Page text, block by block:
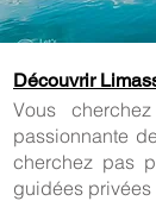
Découvrir
Vous
passionnante
cherchez pas
guidées privées